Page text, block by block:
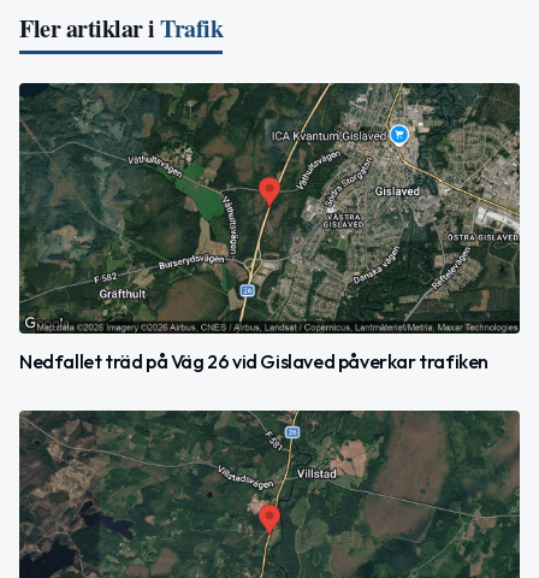
Fler artiklar iTrafik
Nedfallet träd på Väg 26 vid Gislaved påverkar trafiken